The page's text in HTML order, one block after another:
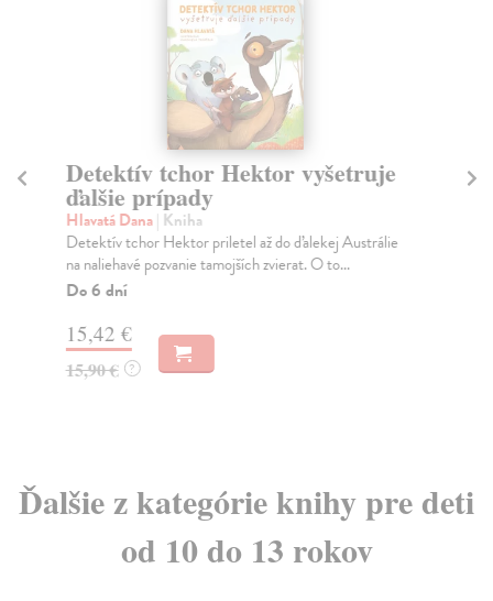
Detektív tchor Hektor vyšetruje
ďalšie prípady
Hlavatá Dana| Kniha
Detektív tchor Hektor priletel až do ďalekej Austrálie
na naliehavé pozvanie tamojších zvierat. O to...
Do 6 dní
15,42 €
15,90 € ?
Ďalšie z kategórie knihy pre deti
od 10 do 13 rokov